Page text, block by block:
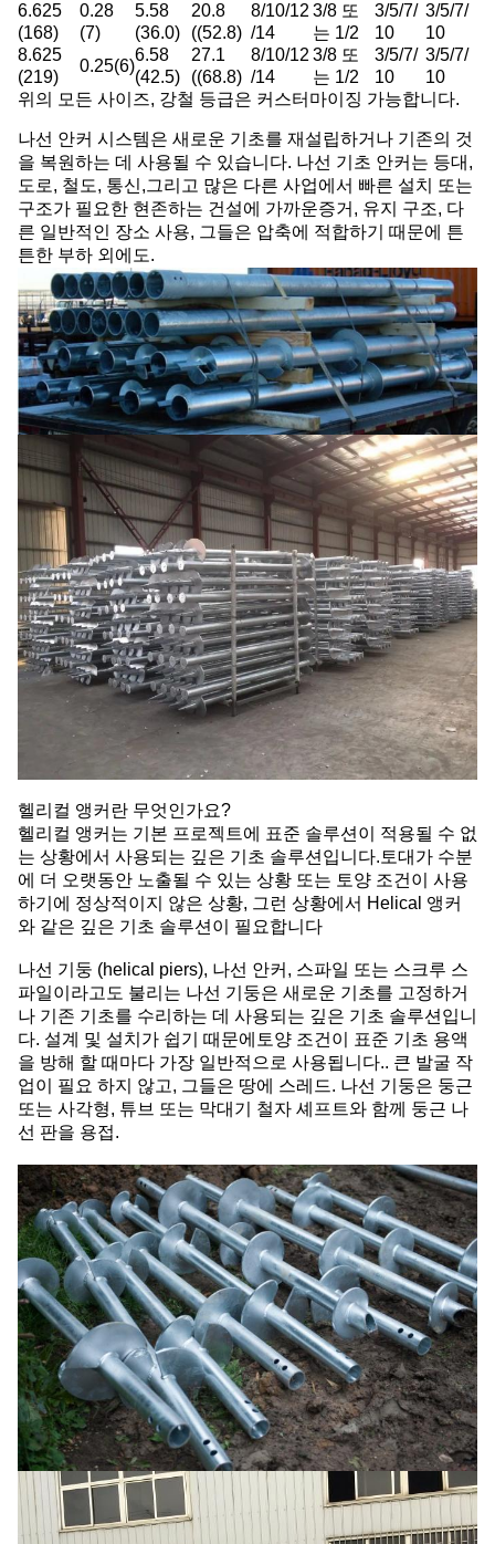
6.625
(168)
0.28
(7)
5.58
(36.0)
20.8
((52.8)
8/10/12
/14
3/8 또
는 1/2
3/5/7/
10
3/5/7/
10
8.625
(219)
0.25(6)
6.58
(42.5)
27.1
((68.8)
8/10/12
/14
3/8 또
는 1/2
3/5/7/
10
3/5/7/
10
위의 모든 사이즈, 강철 등급은 커스터마이징 가능합니다.
나선 안커 시스템은 새로운 기초를 재설립하거나 기존의 것
을 복원하는 데 사용될 수 있습니다. 나선 기초 안커는 등대,
도로, 철도, 통신,그리고 많은 다른 사업에서 빠른 설치 또는
구조가 필요한 현존하는 건설에 가까운증거, 유지 구조, 다
른 일반적인 장소 사용, 그들은 압축에 적합하기 때문에 튼
튼한 부하 외에도.
헬리컬 앵커란 무엇인가요?
헬리컬 앵커는 기본 프로젝트에 표준 솔루션이 적용될 수 없
는 상황에서 사용되는 깊은 기초 솔루션입니다.토대가 수분
에 더 오랫동안 노출될 수 있는 상황 또는 토양 조건이 사용
하기에 정상적이지 않은 상황, 그런 상황에서 Helical 앵커
와 같은 깊은 기초 솔루션이 필요합니다
나선 기둥 (helical piers), 나선 안커, 스파일 또는 스크루 스
파일이라고도 불리는 나선 기둥은 새로운 기초를 고정하거
나 기존 기초를 수리하는 데 사용되는 깊은 기초 솔루션입니
다. 설계 및 설치가 쉽기 때문에토양 조건이 표준 기초 용액
을 방해 할 때마다 가장 일반적으로 사용됩니다.. 큰 발굴 작
업이 필요 하지 않고, 그들은 땅에 스레드. 나선 기둥은 둥근
또는 사각형, 튜브 또는 막대기 철자 셰프트와 함께 둥근 나
선 판을 용접.